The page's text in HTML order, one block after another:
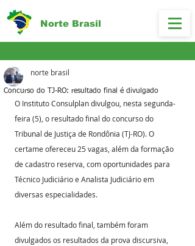
Norte Brasil
Concurso do TJ-RO: resultado final é divulgado
norte brasil
O Instituto Consulplan divulgou, nesta segunda-
feira (5), o resultado final do concurso do
Tribunal de Justiça de Rondônia (TJ-RO). O
certame ofereceu 25 vagas, além da formação
de cadastro reserva, com oportunidades para
Técnico Judiciário e Analista Judiciário em
diversas especialidades.
Além do resultado final, também foram
divulgados os resultados da prova discursiva,